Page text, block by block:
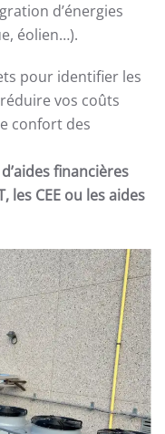
d’énergies
éolien…).
pour identifier les
vos coûts
confort des
financières
les CEE ou les aides